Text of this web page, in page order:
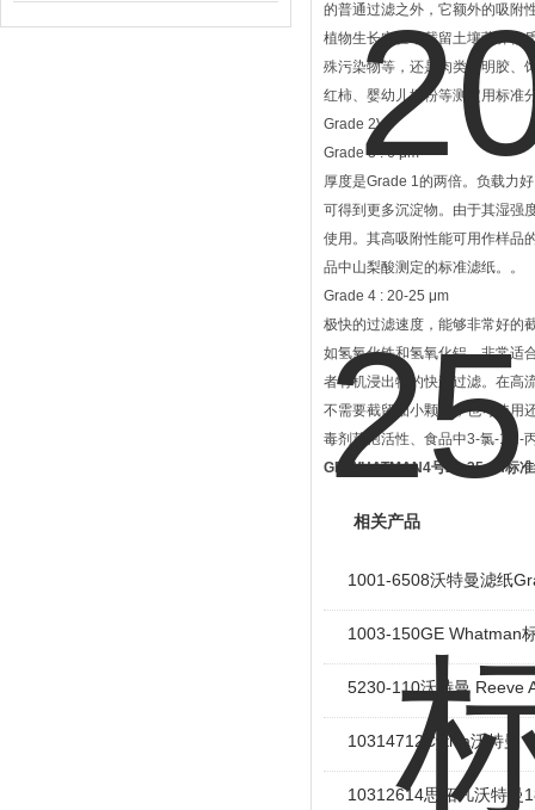
设备
的普通过滤之外，它额外的吸附
植物生长实验中截留土壤营养物
殊污染物等，还是肉类、明胶、
红柿、婴幼儿奶粉等测定用标准
Grade 2V。
Grade 3 : 6 μm
厚度是Grade 1的两倍。负载力
可得到更多沉淀物。由于其湿强
使用。其高吸附性能可用作样品
品中山梨酸测定的标准滤纸。。
Grade 4 : 20-25 μm
极快的过滤速度，能够非常好的
如氢氧化铁和氢氧化铝。非常适
者有机浸出物的快速过滤。在高
不需要截留细小颗粒，也可使用
毒剂芽孢活性、食品中3-氯-1,2-
GE WHATMAN4号20-25um标
相关产品
1001-6508沃特曼滤纸
1003-150GE Whatman
5230-110沃特曼 Reeve
10314712Cytiva沃特曼
10312614思拓凡沃特曼